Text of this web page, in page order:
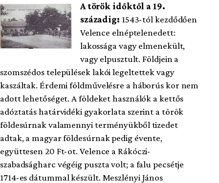
A török időktől a 19.
századig: 1543-tól kezdődően
Velence elnéptelenedett:
lakossága vagy elmenekült,
vagy elpusztult. Földjein a
szomszédos települések lakói legeltettek vagy
kaszáltak. Érdemi földművelésre a háborús kor nem
adott lehetőséget. A földeket használók a kettős
adóztatás határvidéki gyakorlata szerint a török
földesúrnak valamennyi terményükből tizedet
adtak, a magyar földesúrnak pedig évente,
együttesen 20 Ft-ot. Velence a Rákóczi-
szabadságharc végéig puszta volt; a falu pecsétje
1714-es dátummal készült. Meszlényi János